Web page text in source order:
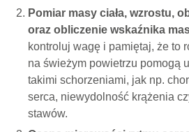
Pomiar masy ciała, wzrostu,
oraz obliczenie wskaźnika
kontroluj wagę i pamiętaj, że to
na świeżym powietrzu pomogą
takimi schorzeniami, jak np.
serca, niewydolność krążenia
stawów.